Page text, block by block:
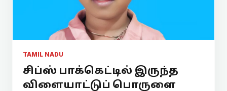
TAMIL NADU
சிப்ஸ் பாக்கெட்டில் இருந்த
விளையாட்டுப் பொருளை